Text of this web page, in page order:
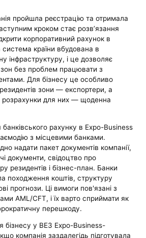
пройшла реєстрацію та отримала
кроком стає розв’язання
корпоративний рахунок в
система країни вбудована в
інфраструктуру, і це дозволяє
без проблем працювати з
Для бізнесу це особливо
зони — експортери, а
розрахунки для них — щоденна
рахунку в Expo-Business
з місцевими банками.
надати пакет документів компанії,
документи, свідоцтво про
резидентів і бізнес-план. Банки
походження коштів, структуру
прогнози. Ці вимоги пов'язані з
AML/CFT, і їх варто сприймати як
перешкоду.
бізнесу у ВЕЗ Expo-Business-
компанія заздалегідь підготувала